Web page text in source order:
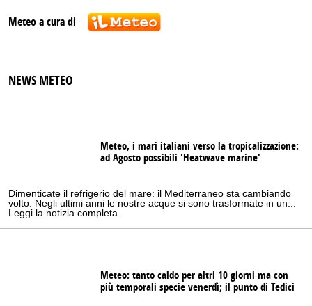
Meteo a cura di
NEWS METEO
Meteo, i mari italiani verso la tropicalizzazione:
ad Agosto possibili 'Heatwave marine'
Dimenticate il refrigerio del mare: il Mediterraneo sta cambiando
volto. Negli ultimi anni le nostre acque si sono trasformate in un...
Leggi la notizia completa
Meteo: tanto caldo per altri 10 giorni ma con
più temporali specie venerdì; il punto di Tedici